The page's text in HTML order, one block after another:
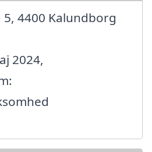
5, 4400 Kalundborg
2024,